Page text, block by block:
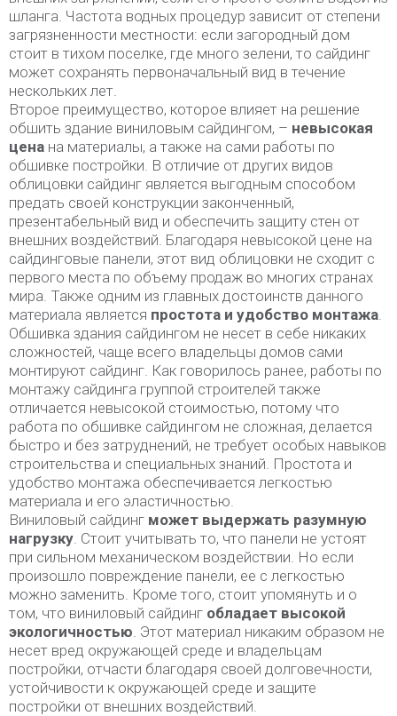
шланга. Частота водных процедур зависит от степени
загрязненности местности: если загородный дом
стоит в тихом поселке, где много зелени, то сайдинг
может сохранять первоначальный вид в течение
нескольких лет.
Второе преимущество, которое влияет на решение
обшить здание виниловым сайдингом, – невысокая
цена на материалы, а также на сами работы по
обшивке постройки. В отличие от других видов
облицовки сайдинг является выгодным способом
предать своей конструкции законченный,
презентабельный вид и обеспечить защиту стен от
внешних воздействий. Благодаря невысокой цене на
сайдинговые панели, этот вид облицовки не сходит с
первого места по объему продаж во многих странах
мира. Также одним из главных достоинств данного
материала является простота и удобство монтажа.
Обшивка здания сайдингом не несет в себе никаких
сложностей, чаще всего владельцы домов сами
монтируют сайдинг. Как говорилось ранее, работы по
монтажу сайдинга группой строителей также
отличается невысокой стоимостью, потому что
работа по обшивке сайдингом не сложная, делается
быстро и без затруднений, не требует особых навыков
строительства и специальных знаний. Простота и
удобство монтажа обеспечивается легкостью
материала и его эластичностью.
Виниловый сайдинг может выдержать разумную
нагрузку. Стоит учитывать то, что панели не устоят
при сильном механическом воздействии. Но если
произошло повреждение панели, ее с легкостью
можно заменить. Кроме того, стоит упомянуть и о
том, что виниловый сайдинг обладает высокой
экологичностью. Этот материал никаким образом не
несет вред окружающей среде и владельцам
постройки, отчасти благодаря своей долговечности,
устойчивости к окружающей среде и защите
постройки от внешних воздействий.